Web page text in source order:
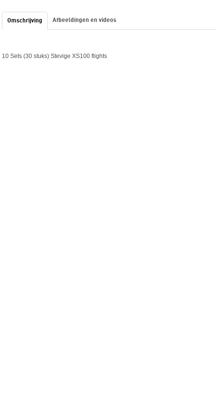
Omschrijving Afbeeldingen en videos
​10 Sets (30 stuks) Stevige XS100 flights